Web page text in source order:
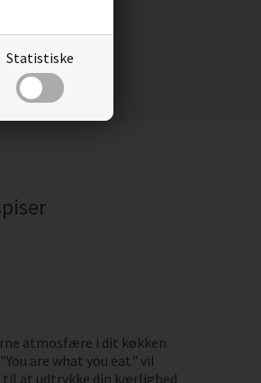
Statistiske
50,15
atmosfære i dit køkken.
are what you eat" vil
at udtrykke din kærlighed